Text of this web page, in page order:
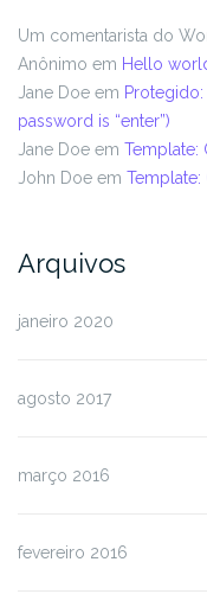
Um comentarista do
Anônimo em Hello
Jane Doe em
password is “enter”)
Jane Doe em Template:
John Doe em Template:
Arquivos
janeiro 2020
agosto 2017
março 2016
fevereiro 2016